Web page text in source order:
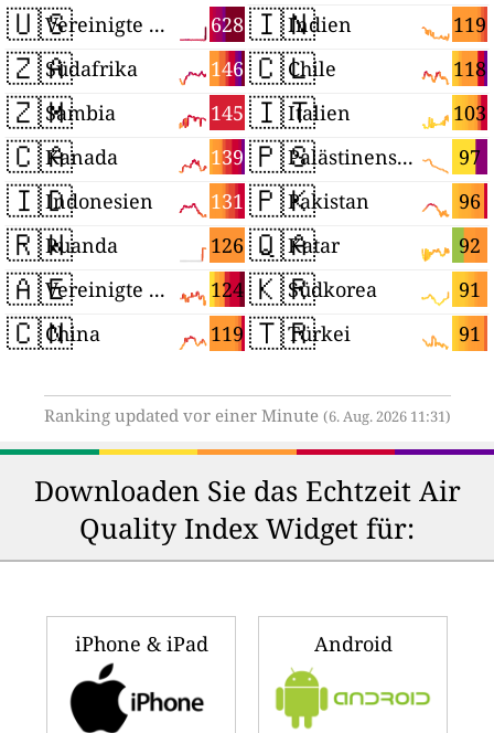
🇺🇸 628
Vereinigte Staaten
🇿🇦 146
Südafrika
🇿🇲 145
Sambia
🇨🇦 139
Kanada
🇮🇩 131
Indonesien
🇷🇼 126
Ruanda
🇦🇪 124
Vereinigte Arabische Emirate
🇨🇳 119
China
🇮🇳 119
Indien
🇨🇱 118
Chile
🇮🇹 103
Italien
🇵🇸 97
Palästinensische Autonomiegebiete
🇵🇰 96
Pakistan
🇶🇦 92
Katar
🇰🇷 91
Südkorea
🇹🇷 91
Türkei
Ranking updated vor einer Minute (6. Aug. 2026 11:31)
Downloaden Sie das Echtzeit Air
Quality Index Widget für:
iPhone & iPad Android